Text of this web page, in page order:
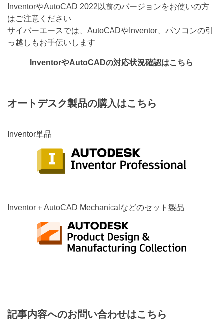
InventorやAutoCAD 2022以前のバージョンをお使いの方
はご注意ください
サイバーエースでは、AutoCADやInventor、パソコンの引
っ越しもお手伝いします
InventorやAutoCADの対応状況確認はこちら
オートデスク製品の購入はこちら
Inventor単品
Inventor＋AutoCAD Mechanicalなどのセット製品
記事内容へのお問い合わせはこちら